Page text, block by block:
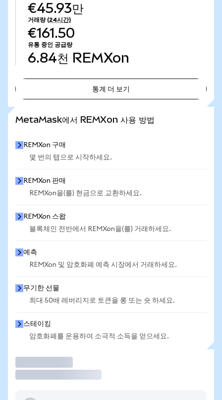
€45.93만
거래량 (24시간)
€161.50
유통 중인 공급량
6.84천 REMXon
통계 더 보기
MetaMask에서 REMXon 사용 방법
REMXon 구매
몇 번의 탭으로 시작하세요.
REMXon 판매
REMXon을(를) 현금으로 교환하세요.
REMXon 스왑
블록체인 전반에서 REMXon을(를) 거래하세요.
예측
REMXon 및 암호화폐 예측 시장에서 거래하세요.
무기한 선물
최대 50배 레버리지로 토큰을 롱 또는 숏 하세요.
스테이킹
암호화폐를 운용하여 소극적 소득을 얻으세요.